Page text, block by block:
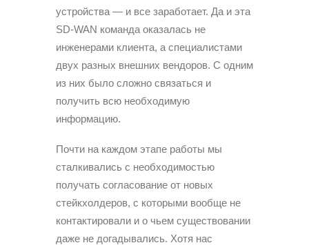
устройства — и все заработает. Да и эта
SD-WAN команда оказалась не
инженерами клиента, а специалистами
двух разных внешних вендоров. С одним
из них было сложно связаться и
получить всю необходимую
информацию.
Почти на каждом этапе работы мы
сталкивались с необходимостью
получать согласование от новых
стейкхолдеров, с которыми вообще не
контактировали и о чьем существовании
даже не догадывались. Хотя нас